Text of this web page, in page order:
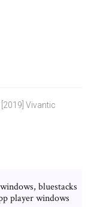
Vivantic
bluestacks
player windows